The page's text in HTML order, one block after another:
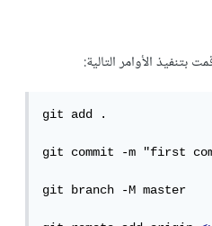
git add .
git commit -m "first
git branch -M master